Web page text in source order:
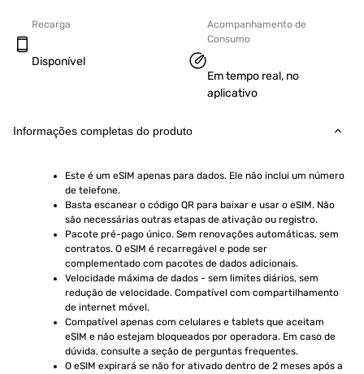
Recarga
Disponível
Acompanhamento de
Consumo
Em tempo real, no
aplicativo
Informações completas do produto
Este é um eSIM apenas para dados. Ele não inclui um número
de telefone.
Basta escanear o código QR para baixar e usar o eSIM. Não
são necessárias outras etapas de ativação ou registro.
Pacote pré-pago único. Sem renovações automáticas, sem
contratos. O eSIM é recarregável e pode ser
complementado com pacotes de dados adicionais.
Velocidade máxima de dados - sem limites diários, sem
redução de velocidade. Compatível com compartilhamento
de internet móvel.
Compatível apenas com celulares e tablets que aceitam
eSIM e não estejam bloqueados por operadora. Em caso de
dúvida, consulte a seção de perguntas frequentes.
O eSIM expirará se não for ativado dentro de 2 meses após a